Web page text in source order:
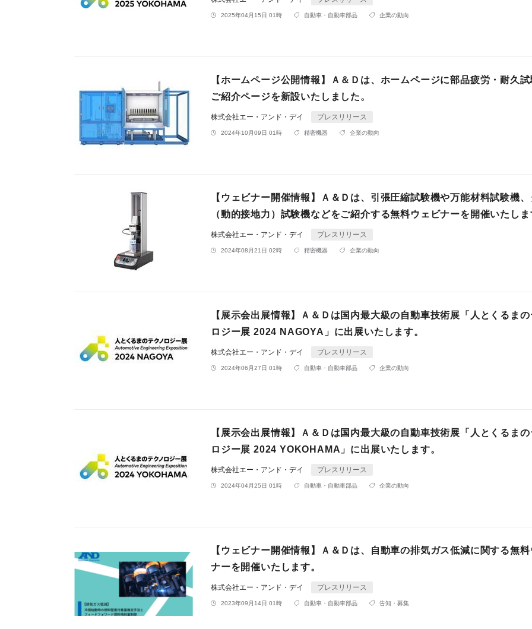
2025年04月15日 01時 自動車・自動車部品 企業の動向
【ホームページ公開情報】Ａ＆Ｄは、ホームページに部品疲労・耐久
ご紹介ページを新設いたしました。
株式会社エー・アンド・デイ プレスリリース
2024年10月09日 01時 精密機器 企業の動向
【ウェビナー開催情報】Ａ＆Ｄは、引張圧縮試験機や万能材料試験機
（動的接地力）試験機などをご紹介する無料ウェビナーを開催いたしま
株式会社エー・アンド・デイ プレスリリース
2024年08月21日 02時 精密機器 企業の動向
【展示会出展情報】Ａ＆Ｄは国内最大級の自動車技術展「人とくるまの
ロジー展 2024 NAGOYA」に出展いたします。
株式会社エー・アンド・デイ プレスリリース
2024年06月27日 01時 自動車・自動車部品 企業の動向
【展示会出展情報】Ａ＆Ｄは国内最大級の自動車技術展「人とくるまの
ロジー展 2024 YOKOHAMA」に出展いたします。
株式会社エー・アンド・デイ プレスリリース
2024年04月25日 01時 自動車・自動車部品 企業の動向
【ウェビナー開催情報】Ａ＆Ｄは、自動車の排気ガス低減に関する無
ナーを開催いたします。
株式会社エー・アンド・デイ プレスリリース
2023年09月14日 01時 自動車・自動車部品 告知・募集